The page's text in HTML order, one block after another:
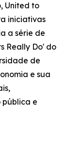
United to
iniciativas
a série de
Really Do' do
de
e sua
pública e